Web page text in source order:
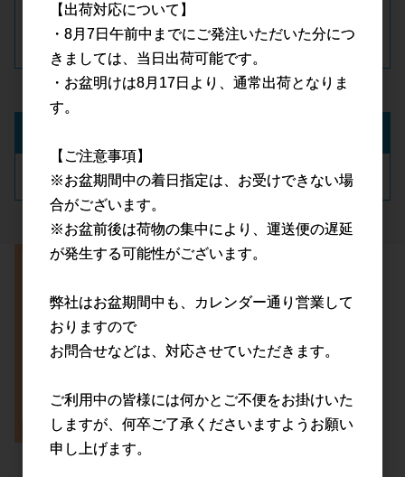
パスワードをお忘れの方
カートは空です
【出荷対応について】
・8月7日午前中までにご発注いただいた分につ
きましては、当日出荷可能です。
・お盆明けは8月17日より、通常出荷となりま
す。
【ご注意事項】
※お盆期間中の着日指定は、お受けできない場
合がございます。
※お盆前後は荷物の集中により、運送便の遅延
が発生する可能性がございます。
弊社はお盆期間中も、カレンダー通り営業して
おりますので
お問合せなどは、対応させていただきます。
ご利用中の皆様には何かとご不便をお掛けいた
しますが、何卒ご了承くださいますようお願い
申し上げます。